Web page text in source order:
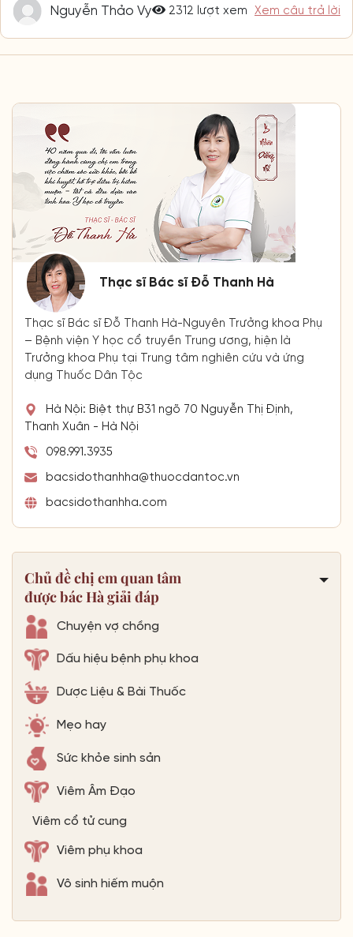
Nguyễn Thảo Vy 2312 lượt xem Xem câu trả lời
Thạc sĩ Bác sĩ Đỗ Thanh Hà
Thạc sĩ Bác sĩ Đỗ Thanh Hà-Nguyên Trưởng khoa Phụ
– Bệnh viện Y học cổ truyền Trung ương, hiện là
Trưởng khoa Phụ tại Trung tâm nghiên cứu và ứng
dụng Thuốc Dân Tộc
Hà Nội: Biệt thự B31 ngõ 70 Nguyễn Thị Định,
Thanh Xuân - Hà Nội
098.991.3935
bacsidothanhha@thuocdantoc.vn
bacsidothanhha.com
Chủ đề chị em quan tâm
được bác Hà giải đáp
Chuyện vợ chồng
Dấu hiệu bệnh phụ khoa
Dược Liệu & Bài Thuốc
Mẹo hay
Sức khỏe sinh sản
Viêm Âm Đạo
Viêm cổ tử cung
Viêm phụ khoa
Vô sinh hiếm muộn